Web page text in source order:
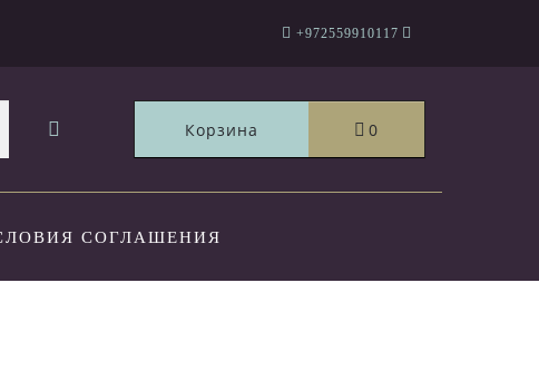
+972559910117
Корзина 0
СОГЛАШЕНИЯ